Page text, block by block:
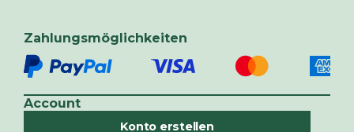
Zahlungsmöglichkeiten
Account
Konto erstellen